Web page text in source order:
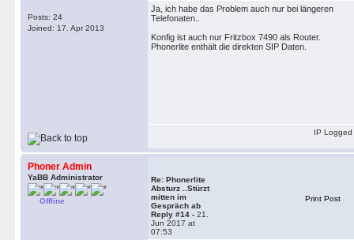
Posts: 24
Joined: 17. Apr 2013
Ja, ich habe das Problem auch nur bei längeren
Telefonaten..
Konfig ist auch nur Fritzbox 7490 als Router.
Phonerlite enthält die direkten SIP Daten.
IP Logged
Phoner Admin
YaBB Administrator
Offline
Re: Phonerlite
Absturz ..Stürzt
mitten im
Gespräch ab
Reply #14 - 21.
Jun 2017 at
07:53
Print Post